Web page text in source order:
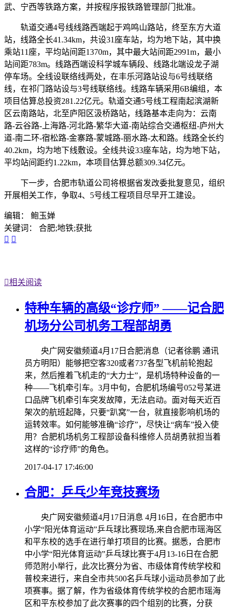
武、宁西等铁路方案，并按程序报铁路管理部门批准。
轨道交通4号线线路西端起于鸡鸣山路站，终至东方大道
站，线路全长41.34km，共设31座车站，均为地下站，其中换
乘站11座，平均站间距1370m，其中最大站间距2991m，最小
站间距783m。线路西端设科学城车辆段、线路北端设龙子湖
停车场。全线设联络线两处，在丰乐河路站设与6号线联络
线，在祁门路站设与3号线联络线。线路车辆采用6B编组，本
项目估算总投资281.22亿元。轨道交通5号线工程南起滨湖新
区云南路站，北至庐阳区汲桥路站，线路基本走向为：云南
路-云谷路-上海路-河北路-繁华大道-南站综合交通枢纽-庐州大
道-南二环-宿松路-金寨路-蒙城路-丽水路-太和路。线路全长约
40.2km，均为地下线敷设。全线共设33座车站，均为地下站，
平均站间距约1.22km，本项目估算总额309.34亿元。
下一步，合肥市轨道公司将根据省发改委批复意见，组织
开展相关工作，争取4、5号线工程项目尽早开工建设。
编辑： 鲍玉婵
关键词： 合肥;地铁;获批
 
相关阅读
特种车辆的高级“诊疗师” ——记合肥
机场分公司机务工程部胡勇
央广网安徽频道4月17日合肥消息（记者徐鹏 通讯
员方明阳）能够把空客320或者737各型飞机前轮抱起
来，然后推着飞机走的“大力士”，是机场特种设备的一
种——飞机牵引车。3月中旬，合肥机场编号052号某进
口品牌飞机牵引车突发故障，无法启动。面对每天近百
架次的航班起降，只要“趴窝”一台，就直接影响机场的
运转效率。如何能够准确“诊疗”，尽快让“病车”投入使
用？合肥机场机务工程部设备科维修人员胡勇就担当着
这样的“诊疗师”的角色。
2017-04-17 17:46:00
合肥：乒乓少年竞技赛场
央广网安徽频道4月17日消息 4月16日，在合肥市中
小学“阳光体育运动”乒乓球比赛现场,来自合肥市瑶海区
和平东校的选手在进行单打项目的比赛。据悉，合肥市
中小学“阳光体育运动”乒乓球比赛于4月13-16日在合肥
师范附小举行，此次比赛分为省、市级体育传统学校和
普校来进行，来自全市共500名乒乓球小运动员参加了此
项赛事。据了解，作为省级体育传统学校的合肥市瑶海
区和平东校参加了此次赛事的四个组别的比赛，分获